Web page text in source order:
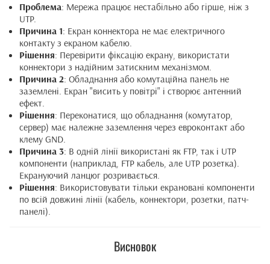
Проблема: Мережа працює нестабільно або гірше, ніж з
UTP.
Причина 1: Екран коннектора не має електричного
контакту з екраном кабелю.
Рішення: Перевірити фіксацію екрану, використати
коннектори з надійним затискним механізмом.
Причина 2: Обладнання або комутаційна панель не
заземлені. Екран "висить у повітрі" і створює антенний
ефект.
Рішення: Переконатися, що обладнання (комутатор,
сервер) має належне заземлення через евроконтакт або
клему GND.
Причина 3: В одній лінії використані як FTP, так і UTP
компоненти (наприклад, FTP кабель, але UTP розетка).
Екрануючий ланцюг розривається.
Рішення: Використовувати тільки екрановані компоненти
по всій довжині лінії (кабель, коннектори, розетки, патч-
панелі).
Висновок